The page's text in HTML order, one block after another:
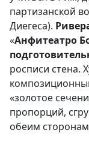
партизанской
Диегеса).
«Анфитеатро
росписи стена.
«золотое
пропорций,
обеим